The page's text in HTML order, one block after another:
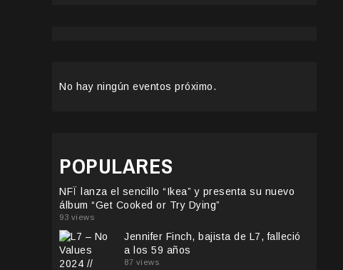
No hay ningún eventos próximo.
POPULARES
NFÏ lanza el sencillo “Ikea” y presenta su nuevo
álbum “Get Cooked or Try Dying”
93 views
Jennifer Finch, bajista de L7, falleció
a los 59 años
87 views